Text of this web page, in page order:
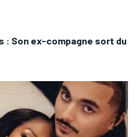
: Son ex-compagne sort du